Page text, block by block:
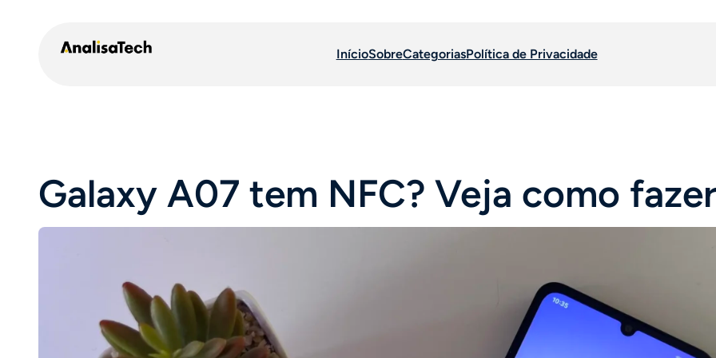
InícioSobreCategoriasPolítica de Privacidade
Galaxy A07 tem NFC? Veja como